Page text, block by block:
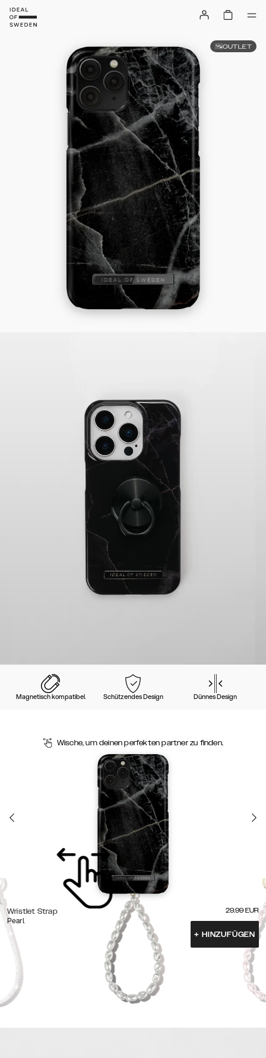
Magnetisch kompatibel Schützendes Design Dünnes Design
Wische, um deinen perfekten partner zu finden.
Wristlet Strap
Pearl
29.99 EUR
+ HINZUFÜGEN
OUTLET